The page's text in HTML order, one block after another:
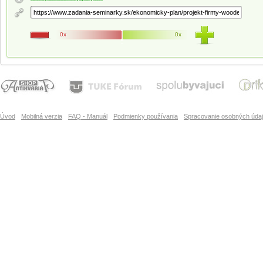
0x 0x
Úvod Mobilná verzia FAQ - Manuál Podmienky používania Spracovanie osobných